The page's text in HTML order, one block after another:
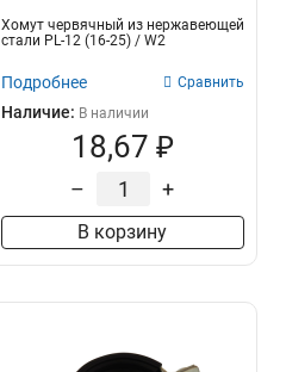
Хомут червячный из нержавеющей
стали PL-12 (16-25) / W2
Подробнее Сравнить
Наличие: В наличии
18,67 ₽
– +
В корзину